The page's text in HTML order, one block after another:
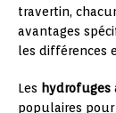
travertin,
avantages
les différences
Les hydrofuges
populaires